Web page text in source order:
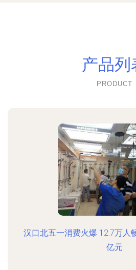
产品列
PRODUCT
汉口北五一消费火爆 12.7万人
亿元